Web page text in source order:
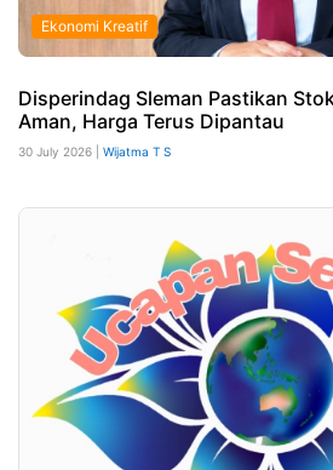
Ekonomi Kreatif
Disperindag Sleman Pastikan
Aman, Harga Terus Dipantau
30 July 2026 | Wijatma T S